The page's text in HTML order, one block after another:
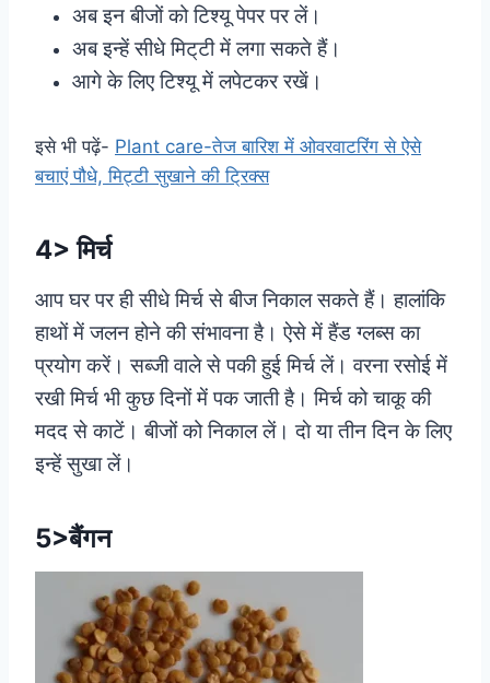
अब इन बीजों को टिश्यू पेपर पर लें।
अब इन्हें सीधे मिट्‌टी में लगा सकते हैं।
आगे के लिए टिश्यू में लपेटकर रखें।
इसे भी पढ़ें- Plant care-तेज बारिश में ओवरवाटरिंग से ऐसे
बचाएं पौधे, मिट्टी सुखाने की ट्रिक्स
4> मिर्च
आप घर पर ही सीधे मिर्च से बीज निकाल सकते हैं। हालांकि
हाथों में जलन होने की संभावना है। ऐसे में हैंड ग्लब्स का
प्रयोग करें। सब्जी वाले से पकी हुई मिर्च लें। वरना रसोई में
रखी मिर्च भी कुछ दिनों में पक जाती है। मिर्च को चाकू की
मदद से काटें। बीजों को निकाल लें। दाे या तीन दिन के लिए
इन्हें सुखा लें।
5>बैंगन